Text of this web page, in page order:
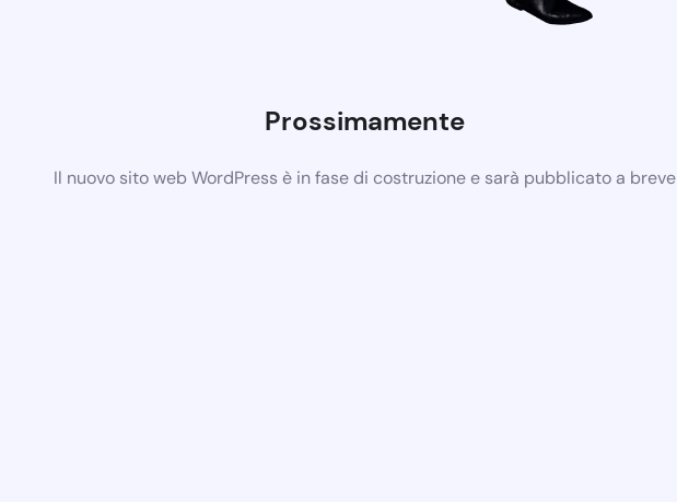
Prossimamente
Il nuovo sito web WordPress è in fase di costruzione e sarà pubblicato a breve